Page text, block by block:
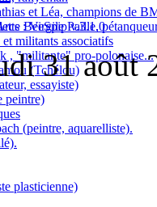
et Léa, champions de
: Virgile Paille,
militants associatifs
, "militante" pro-polonaise...
(Tchélou)
essayiste)
peintre)
(peintre, aquarelliste).
plasticienne)
BeeSpip v.3.1.0
31 août